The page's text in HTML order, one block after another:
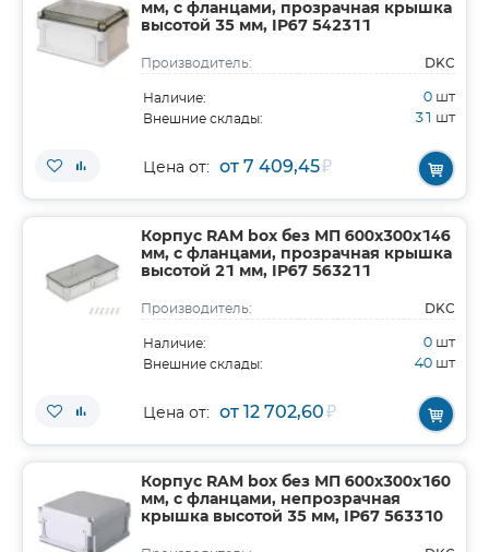
мм, с фланцами, прозрачная крышка
высотой 35 мм, IP67 542311
Производитель: DKC
Наличие: 0 шт
Внешние склады: 31 шт
Цена от: от 7 409,45₽
Корпус RAM box без МП 600х300х146
мм, с фланцами, прозрачная крышка
высотой 21 мм, IP67 563211
Производитель: DKC
Наличие: 0 шт
Внешние склады: 40 шт
Цена от: от 12 702,60₽
Корпус RAM box без МП 600х300х160
мм, с фланцами, непрозрачная
крышка высотой 35 мм, IP67 563310